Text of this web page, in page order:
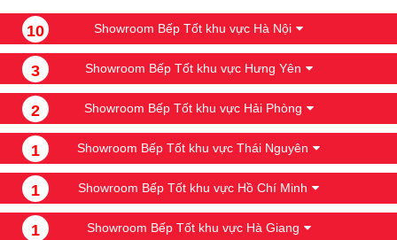
10 Showroom Bếp Tốt khu vực Hà Nội
3 Showroom Bếp Tốt khu vực Hưng Yên
2 Showroom Bếp Tốt khu vực Hải Phòng
1 Showroom Bếp Tốt khu vực Thái Nguyên
1 Showroom Bếp Tốt khu vực Hồ Chí Minh
1 Showroom Bếp Tốt khu vực Hà Giang